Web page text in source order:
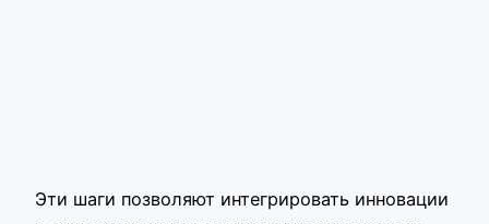
Эти шаги позволяют интегрировать инновации